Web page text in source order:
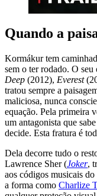
Quando a
Kormákur tem
sem o ter rodado. O
Deep (2012), Everest
tratou sempre a
maliciosa, nunca
equação. Pela primeira
um antagonista que
decide. Esta fratura é
Dela decorre tudo o
Lawrence Sher (Joker,
aos códigos musicais
a forma como Charlize